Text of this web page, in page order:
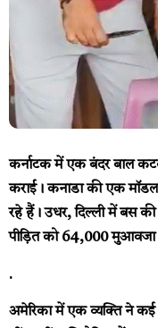
कर्नाटक में एक बंदर बाल
कराई। कनाडा की एक
रहे हैं। उधर, दिल्ली में बस
पीड़ित को ₹64,000 मुआवजा
.
अमेरिका में एक व्यक्ति ने कई